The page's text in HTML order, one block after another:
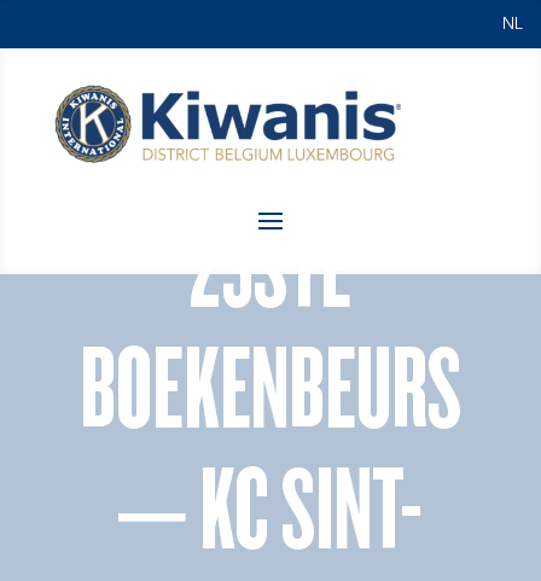
NL
23STE
BOEKENBEURS
– KC SINT-